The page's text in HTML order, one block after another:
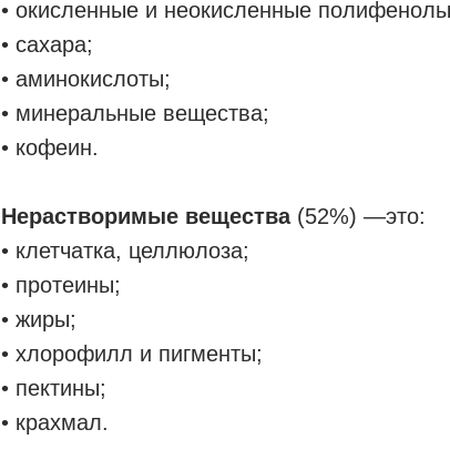
• окисленные и неокисленные
• сахара;
• аминокислоты;
• минеральные вещества;
• кофеин.
Нерастворимые вещества(52%) —это:
• клетчатка, целлюлоза;
• протеины;
• жиры;
• хлорофилл и пигменты;
• пектины;
• крахмал.